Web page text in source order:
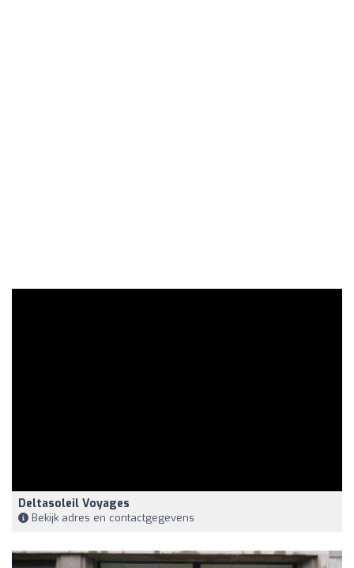
Deltasoleil Voyages
Bekijk adres en contactgegevens